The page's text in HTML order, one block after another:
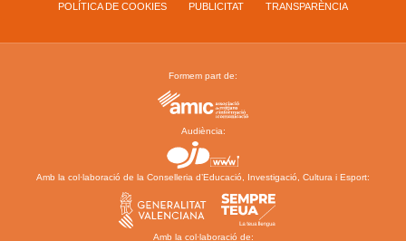
POLÍTICA DE COOKIES PUBLICITAT TRANSPARÈNCIA
Formem part de:
Audiència:
Amb la col·laboració de la Conselleria d’Educació, Investigació, Cultura i Esport:
Amb la col·laboració de: